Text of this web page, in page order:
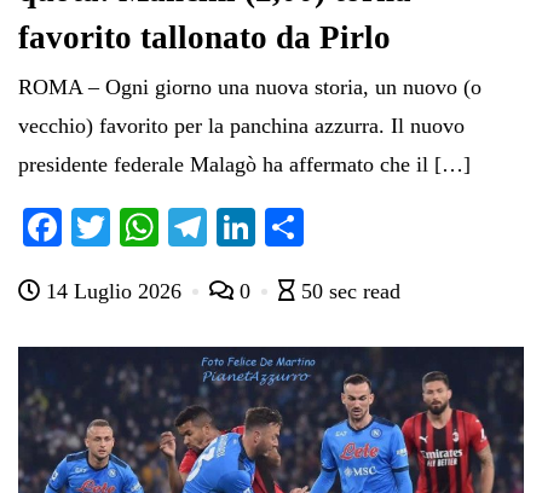
favorito tallonato da Pirlo
ROMA – Ogni giorno una nuova storia, un nuovo (o
vecchio) favorito per la panchina azzurra. Il nuovo
presidente federale Malagò ha affermato che il […]
Fa
bo
ok
T
tte
r
W
ts
A
pp
Te
gr
a
m
Li
ed
In
di
vi
di
14 Luglio 2026 0 50 sec read